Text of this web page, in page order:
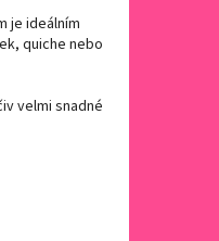
je ideálním
quiche nebo
velmi snadné